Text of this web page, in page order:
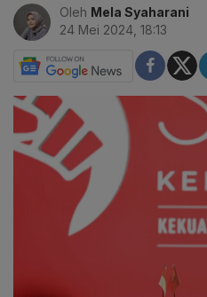
Oleh Mela Syaharani
24 Mei 2024, 18:13